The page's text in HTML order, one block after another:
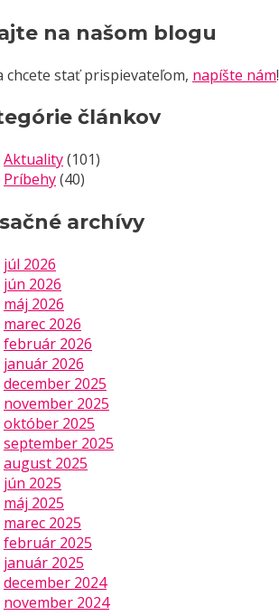
na našom blogu
chcete stať prispievateľom, napíšte nám!
článkov
Aktuality(101)
Príbehy(40)
archívy
júl 2026
jún 2026
máj 2026
marec 2026
február 2026
január 2026
december 2025
november 2025
október 2025
september 2025
august 2025
jún 2025
máj 2025
marec 2025
február 2025
január 2025
december 2024
november 2024